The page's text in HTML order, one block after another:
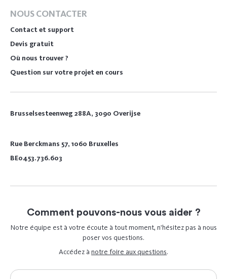
NOUS CONTACTER
Contact et support
Devis gratuit
Où nous trouver ?
Question sur votre projet en cours
Brusselsesteenweg 288A, 3090 Overijse
Rue Berckmans 57, 1060 Bruxelles
BE0453.736.603
Comment pouvons-nous vous aider ?
Notre équipe est à votre écoute à tout moment, n’hésitez pas à nous
poser vos questions.
Accédez à notre foire aux questions.